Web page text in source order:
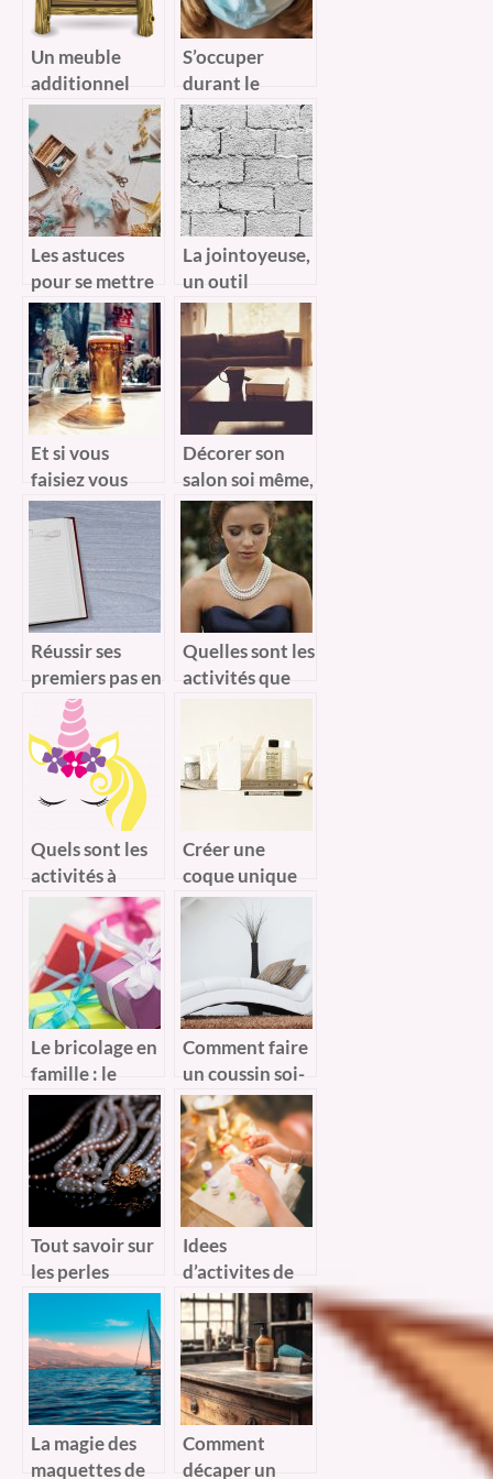
Un meuble
additionnel
pour le
rangement de
vos outils et
accessoires
S’occuper
durant le
confinement.
Les astuces
pour se mettre
à la couture
La jointoyeuse,
un outil
facilitateur
pour les
bricoleurs
Et si vous
faisiez vous
même votre
rencontre ?
Décorer son
salon soi même,
comment faire
?
Réussir ses
premiers pas en
scrapbooking
Quelles sont les
activités que
vous pouvez
pratiquer avec
vos filles ?
Quels sont les
activités à
réaliser sur le
thème des
licornes ?
Créer une
coque unique
pour son
iPhone
Le bricolage en
famille : le
meilleur moyen
de divertir les
enfants surtout
pour les fetes
des Meres
Comment faire
un coussin soi-
meme ?
Tout savoir sur
les perles
miyuki et
comment les
utiliser
Idees
d’activites de
creations et de
bricolage pour
vos enfants
La magie des
maquettes de
Comment
décaper un